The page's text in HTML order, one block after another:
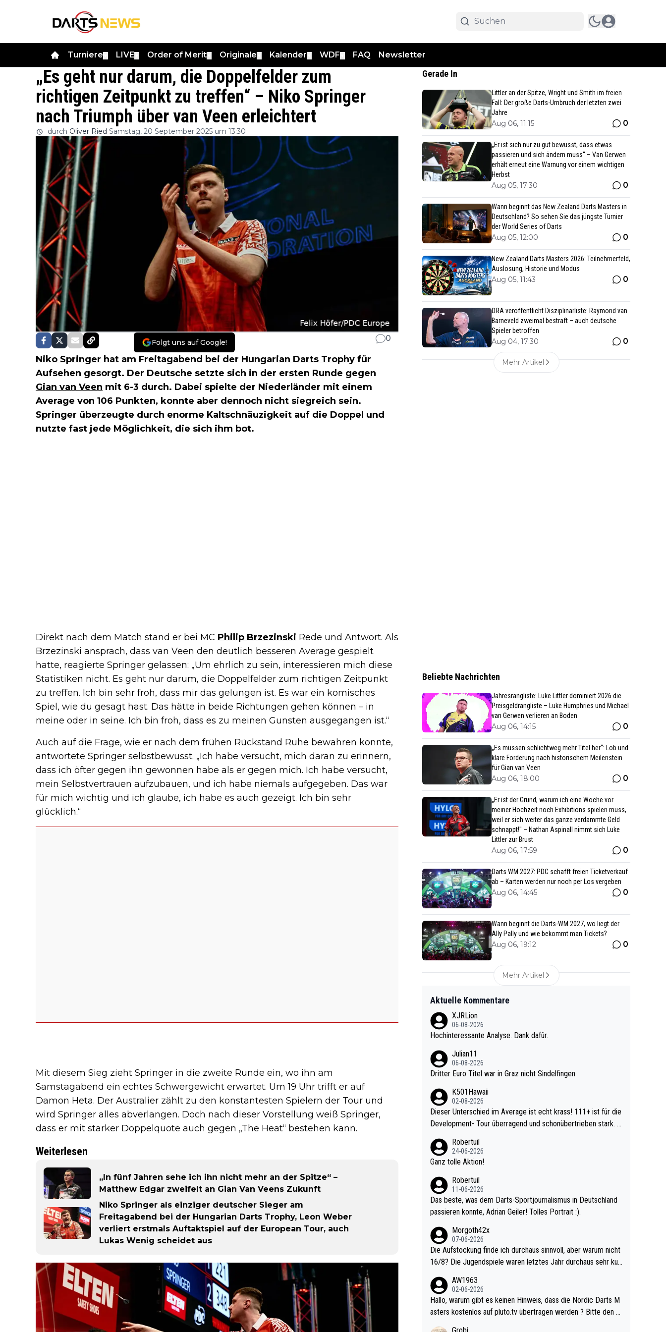
Turniere LIVE Order of Merit Originale Kalender WDF FAQ Newsletter
„Es geht nur darum, die Doppelfelder zum
richtigen Zeitpunkt zu treffen“ – Niko Springer
nach Triumph über van Veen erleichtert
durch Oliver Ried Samstag, 20 September 2025 um 13:30
Folgt uns auf Google! 0
Niko Springer hat am Freitagabend bei der Hungarian Darts Trophy für
Aufsehen gesorgt. Der Deutsche setzte sich in der ersten Runde gegen
Gian van Veen mit 6-3 durch. Dabei spielte der Niederländer mit einem
Average von 106 Punkten, konnte aber dennoch nicht siegreich sein.
Springer überzeugte durch enorme Kaltschnäuzigkeit auf die Doppel und
nutzte fast jede Möglichkeit, die sich ihm bot.
Direkt nach dem Match stand er bei MC Philip Brzezinski Rede und Antwort. Als
Brzezinski ansprach, dass van Veen den deutlich besseren Average gespielt
hatte, reagierte Springer gelassen: „Um ehrlich zu sein, interessieren mich diese
Statistiken nicht. Es geht nur darum, die Doppelfelder zum richtigen Zeitpunkt
zu treffen. Ich bin sehr froh, dass mir das gelungen ist. Es war ein komisches
Spiel, wie du gesagt hast. Das hätte in beide Richtungen gehen können – in
meine oder in seine. Ich bin froh, dass es zu meinen Gunsten ausgegangen ist.“
Auch auf die Frage, wie er nach dem frühen Rückstand Ruhe bewahren konnte,
antwortete Springer selbstbewusst. „Ich habe versucht, mich daran zu erinnern,
dass ich öfter gegen ihn gewonnen habe als er gegen mich. Ich habe versucht,
mein Selbstvertrauen aufzubauen, und ich habe niemals aufgegeben. Das war
für mich wichtig und ich glaube, ich habe es auch gezeigt. Ich bin sehr
glücklich.“
Mit diesem Sieg zieht Springer in die zweite Runde ein, wo ihn am
Samstagabend ein echtes Schwergewicht erwartet. Um 19 Uhr trifft er auf
Damon Heta. Der Australier zählt zu den konstantesten Spielern der Tour und
wird Springer alles abverlangen. Doch nach dieser Vorstellung weiß Springer,
dass er mit starker Doppelquote auch gegen „The Heat“ bestehen kann.
Weiterlesen
„In fünf Jahren sehe ich ihn nicht mehr an der Spitze“ –
Matthew Edgar zweifelt an Gian Van Veens Zukunft
Niko Springer als einziger deutscher Sieger am
Freitagabend bei der Hungarian Darts Trophy, Leon Weber
verliert erstmals Auftaktspiel auf der European Tour, auch
Lukas Wenig scheidet aus
Gerade In
Littler an der Spitze, Wright und Smith im freien
Fall: Der große Darts-Umbruch der letzten zwei
Jahre
Aug 06, 11:15 0
„Er ist sich nur zu gut bewusst, dass etwas
passieren und sich ändern muss“ – Van Gerwen
erhält erneut eine Warnung vor einem wichtigen
Herbst
Aug 05, 17:30 0
Wann beginnt das New Zealand Darts Masters in
Deutschland? So sehen Sie das jüngste Turnier
der World Series of Darts
Aug 05, 12:00 0
New Zealand Darts Masters 2026: Teilnehmerfeld,
Auslosung, Historie und Modus
Aug 05, 11:43 0
DRA veröffentlicht Disziplinarliste: Raymond van
Barneveld zweimal bestraft – auch deutsche
Spieler betroffen
Aug 04, 17:30 0
Mehr Artikel
Beliebte Nachrichten
Jahresrangliste: Luke Littler dominiert 2026 die
Preisgeldrangliste – Luke Humphries und Michael
van Gerwen verlieren an Boden
Aug 06, 14:15 0
„Es müssen schlichtweg mehr Titel her“: Lob und
klare Forderung nach historischem Meilenstein
für Gian van Veen
Aug 06, 18:00 0
„Er ist der Grund, warum ich eine Woche vor
meiner Hochzeit noch Exhibitions spielen muss,
weil er sich weiter das ganze verdammte Geld
schnappt!" – Nathan Aspinall nimmt sich Luke
Littler zur Brust
Aug 06, 17:59 0
Darts WM 2027: PDC schafft freien Ticketverkauf
ab – Karten werden nur noch per Los vergeben
Aug 06, 14:45 0
Wann beginnt die Darts-WM 2027, wo liegt der
Ally Pally und wie bekommt man Tickets?
Aug 06, 19:12 0
Mehr Artikel
Aktuelle Kommentare
XJRLion
06-08-2026
Hochinteressante Analyse. Dank dafür.
Julian11
06-08-2026
Dritter Euro Titel war in Graz nicht Sindelfingen
K501Hawaii
02-08-2026
Dieser Unterschied im Average ist echt krass! 111+ ist für die
Development- Tour überragend und schonübertrieben stark. U
e mal 40+ erst recht. Da gewinnst keinen Blumentopf - ist ja n
och krasser wie ein Pokalspiel eines Kreisligisten vs einem Bu
Robertuil
24-06-2026
Ganz tolle Aktion!
Robertuil
11-06-2026
Das beste, was dem Darts-Sportjournalismus in Deutschland
passieren konnte, Adrian Geiler! Tolles Portrait :).
Morgoth42x
07-06-2026
Die Aufstockung finde ich durchaus sinnvoll, aber warum nicht
16/8? Die Jugendspiele waren letztes Jahr durchaus sehr kur
l. Allerdings ist Mitchell Lawrie als Nummer 1 der Welt eh quali
fiziert. Somit ändert die automatische Qualifikation des Weltm
eisters erstmal nichts. Ich denke sie wollen damit für nächste
AW1963
02-06-2026
Hallo, warum gibt es keinen Hinweis, dass die Nordic Darts M
asters kostenlos auf pluto.tv übertragen werden ? Bitte den A